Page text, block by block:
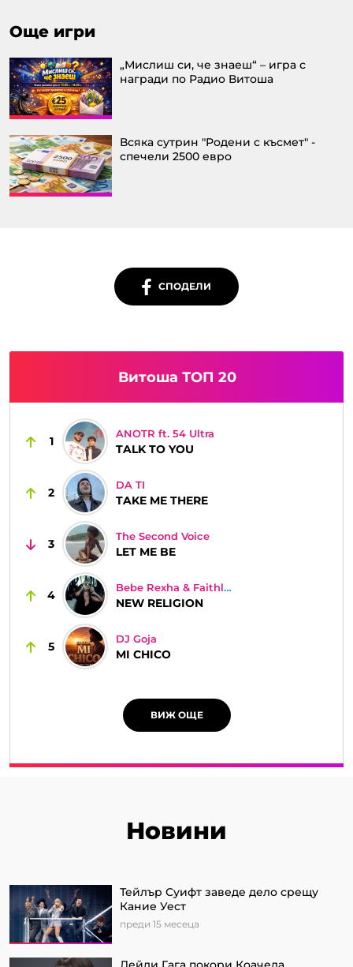
Още игри
„Мислиш си, че знаеш“ – игра с
награди по Радио Витоша
Всяка сутрин "Родени с късмет" -
спечели 2500 евро
СПОДЕЛИ
Витоша ТОП 20
1
ANOTR ft. 54 Ultra
TALK TO YOU
2
DA TI
TAKE ME THERE
3
The Second Voice
LET ME BE
4
Bebe Rexha & Faithless
NEW RELIGION
5
DJ Goja
MI CHICO
ВИЖ ОЩЕ
Новини
Тейлър Суифт заведе дело срещу
Кание Уест
преди 15 месеца